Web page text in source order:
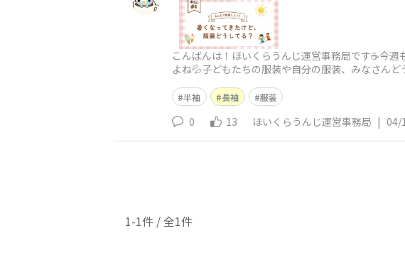
こんばんは！ほいくらうんじ運営事務局です☕今
よね💦子どもたちの服装や自分の服装、みなさん
半袖 長袖 服装
0 13 ほいくらうんじ運営事務局 | 04/
1-1件 / 全1件